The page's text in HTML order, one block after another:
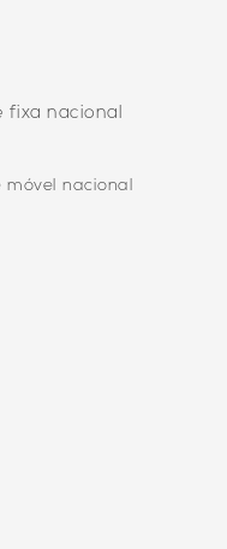
nacional
móvel nacional